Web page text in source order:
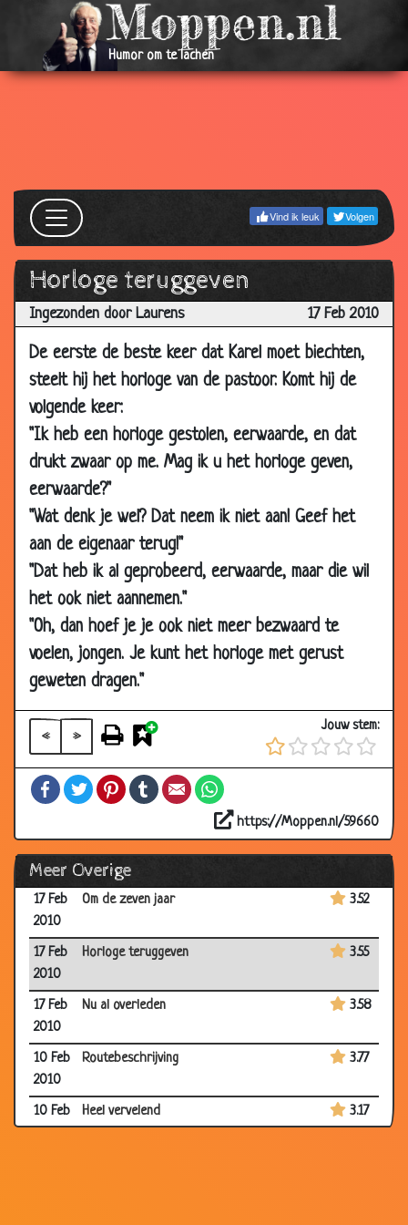
Humor om te lachen
Vind ik leuk Volgen
Horloge teruggeven
Ingezonden door Laurens 17 Feb 2010
De eerste de beste keer dat Karel moet biechten,
steelt hij het horloge van de pastoor. Komt hij de
volgende keer:
"Ik heb een horloge gestolen, eerwaarde, en dat
drukt zwaar op me. Mag ik u het horloge geven,
eerwaarde?"
"Wat denk je wel? Dat neem ik niet aan! Geef het
aan de eigenaar terug!"
"Dat heb ik al geprobeerd, eerwaarde, maar die wil
het ook niet aannemen."
"Oh, dan hoef je je ook niet meer bezwaard te
voelen, jongen. Je kunt het horloge met gerust
geweten dragen."
« »
Jouw stem:
FacebookTwitterPinterestTumblrEmail
https://Moppen.nl/59660
Meer Overige
2010
06
Mar
Huissleutel verloren
06
Mar
Gezondste lucht ter wereld 3.19
06
Mar
2010
Reiniginssysteem
06
Mar
2010
Aanhouding 3.46
05
Mar
Auto kopen 3.31
04
2010
Ook proberen 3.33
2010
Mottenballen
24 Feb
2010
Windje
24 Feb
2010
Alles samen delen
24 Feb
Ouderdoms test 3.92
17 Feb
Goeie daad
2010
17 Feb
2010
Om de zeven jaar 3.52
17 Feb
2010
Horloge teruggeven 3.55
17 Feb
2010
Nu al overleden 3.58
10 Feb
2010
Routebeschrijving 3.77
10 Feb
Heel vervelend 3.17